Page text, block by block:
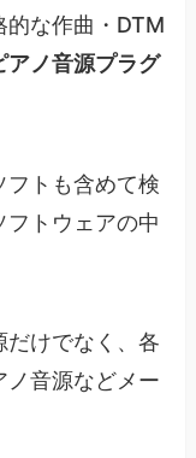
的な作曲・DTM
アノ音源プラグ
フトも含めて検
トウェアの中
だけでなく、各
ノ音源などメー